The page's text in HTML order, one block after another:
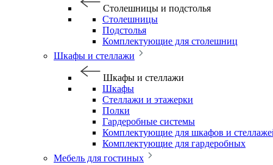
Столешницы и подстолья
Столешницы
Подстолья
Комплектующие для столешниц
Шкафы и стеллажи
Шкафы и стеллажи
Шкафы
Стеллажи и этажерки
Полки
Гардеробные системы
Комплектующие для шкафов и
Комплектующие для гардеробных
Мебель для гостиных